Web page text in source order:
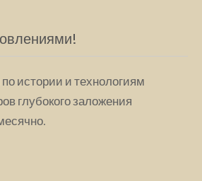
истории и технологиям
глубокого заложения